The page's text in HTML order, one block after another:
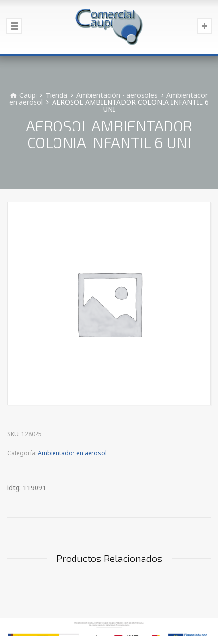
Caupi Tienda Ambientación - aerosoles Ambientador
en aerosol AEROSOL AMBIENTADOR COLONIA INFANTIL 6
UNI
AEROSOL AMBIENTADOR
COLONIA INFANTIL 6 UNI
SKU: 128025
Categoría: Ambientador en aerosol
idtg: 119091
Productos Relacionados